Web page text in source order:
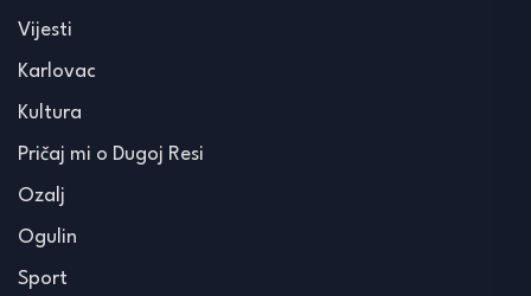
Vijesti
Karlovac
Kultura
Pričaj mi o Dugoj Resi
Ozalj
Ogulin
Sport